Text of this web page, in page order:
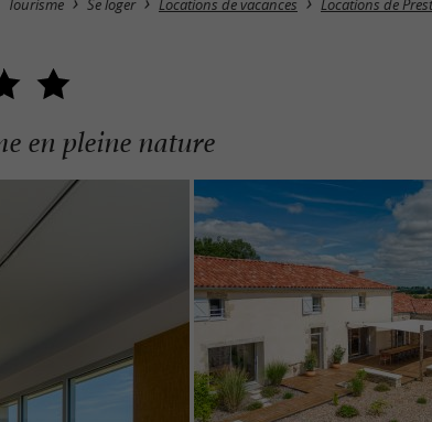
Tourisme Se loger Locations de vacances Locations de
en pleine nature